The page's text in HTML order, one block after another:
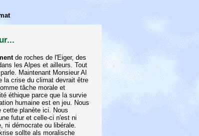
de roches de l'Eiger, des
les Alpes et ailleurs. Tout
Maintenant Monsieur Al
la crise du climat devrait être
tâche morale et
éthique parce que la survie
humaine est en jeu. Nous
cette planète ici. Nous
futur et celle-ci n'est ni
ni démocrate ou libérale.
sollte als moralische